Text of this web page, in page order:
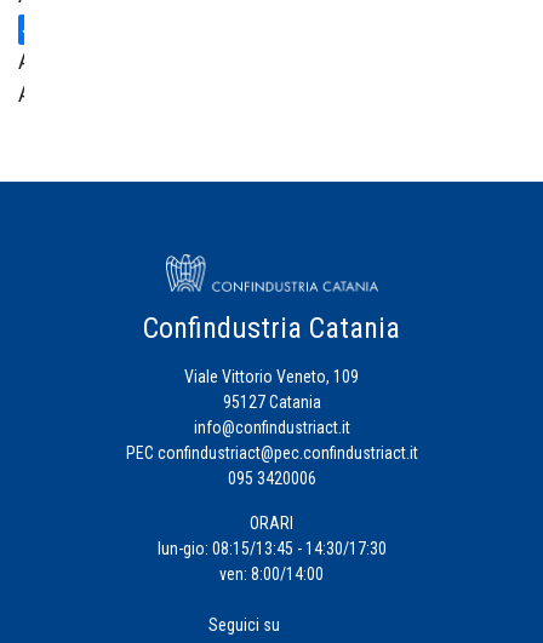
Area
Amministrativa
Confindustria Catania
Viale Vittorio Veneto, 109
95127 Catania
info@confindustriact.it
PEC confindustriact@pec.confindustriact.it
095 3420006
ORARI
lun-gio: 08:15/13:45 - 14:30/17:30
ven: 8:00/14:00
Seguici su